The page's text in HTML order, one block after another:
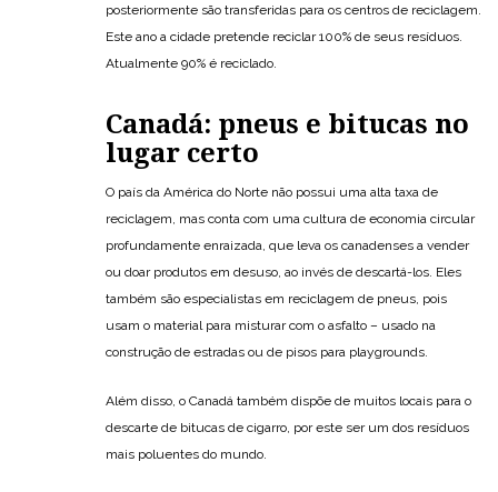
posteriormente são transferidas para os centros de reciclagem.
Este ano a cidade pretende reciclar 100% de seus resíduos.
Atualmente 90% é reciclado.
Canadá: pneus e bitucas no
lugar certo
O país da América do Norte não possui uma alta taxa de
reciclagem, mas conta com uma cultura de economia circular
profundamente enraizada, que leva os canadenses a vender
ou doar produtos em desuso, ao invés de descartá-los. Eles
também são especialistas em reciclagem de pneus, pois
usam o material para misturar com o asfalto – usado na
construção de estradas ou de pisos para playgrounds.
Além disso, o Canadá também dispõe de muitos locais para o
descarte de bitucas de cigarro, por este ser um dos resíduos
mais poluentes do mundo.